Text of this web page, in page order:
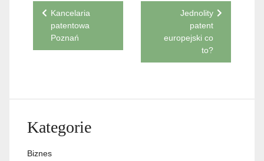
Nawigacja
wpisu
Kancelaria
patentowa
Poznań
Jednolity
patent
europejski co
to?
Kategorie
Biznes